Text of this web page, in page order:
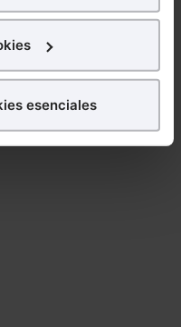
y contenidos de tu
permitir en tu
utilizaremos
esenciales